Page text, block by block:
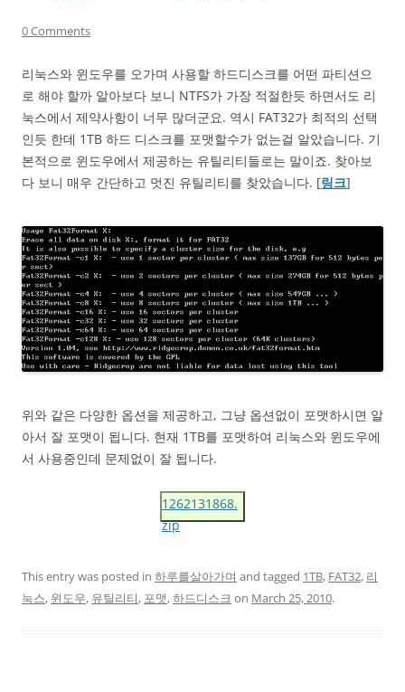
0 Comments
리눅스와 윈도우를 오가며 사용할 하드디스크를 어떤 파티션으
로 해야 할까 알아보다 보니 NTFS가 가장 적절한듯 하면서도 리
눅스에서 제약사항이 너무 많더군요. 역시 FAT32가 최적의 선택
인듯 한데 1TB 하드 디스크를 포맷할수가 없는걸 알았습니다. 기
본적으로 윈도우에서 제공하는 유틸리티들로는 말이죠. 찾아보
다 보니 매우 간단하고 멋진 유틸리티를 찾았습니다. [링크]
위와 같은 다양한 옵션을 제공하고, 그냥 옵션없이 포맷하시면 알
아서 잘 포맷이 됩니다. 현재 1TB를 포맷하여 리눅스와 윈도우에
서 사용중인데 문제없이 잘 됩니다.
1262131868.
zip
This entry was posted in 하루를살아가며 and tagged 1TB, FAT32, 리
눅스, 윈도우, 유틸리티, 포맷,하드디스크 on March 25, 2010.